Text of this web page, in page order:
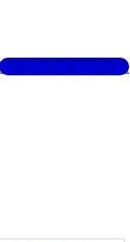
Recherche avancée